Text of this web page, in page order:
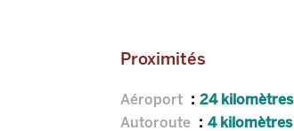
Proximités
Aéroport
24 kilomètres
Autoroute
4 kilomètres